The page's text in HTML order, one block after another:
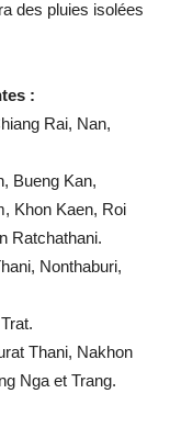
des pluies isolées
:
Rai, Nan,
Bueng Kan,
Khon Kaen, Roi
Ratchathani.
Nonthaburi,
Thani, Nakhon
Nga et Trang.